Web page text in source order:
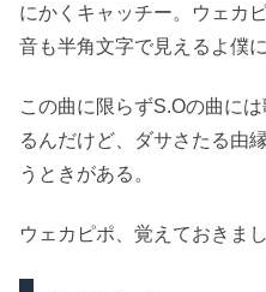
にかくキャッチー。ウェカ
音も半角文字で見えるよ僕に
この曲に限らずS.Oの曲に
るんだけど、ダサさたる由
うときがある。
ウェカピポ、覚えておきまし